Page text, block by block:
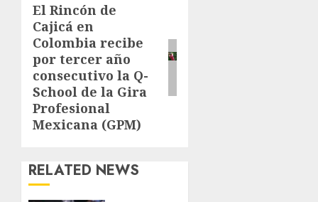
Next
post:
El Rincón de
Cajicá en
Colombia recibe
por tercer año
consecutivo la Q-
School de la Gira
Profesional
Mexicana (GPM)
RELATED NEWS